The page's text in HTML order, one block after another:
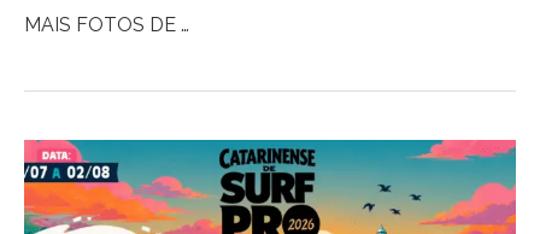
MAIS FOTOS DE …